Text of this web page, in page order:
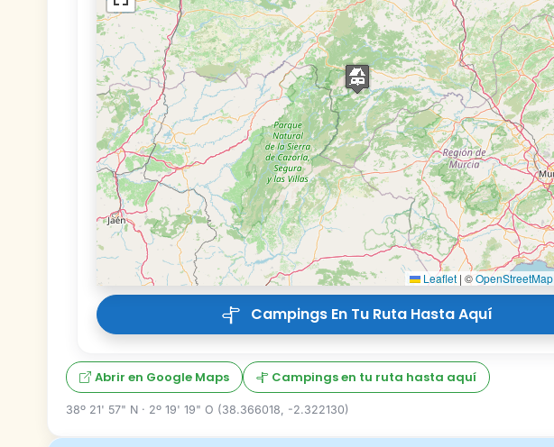
Leaflet | ©OpenStreetMap
Campings En Tu Ruta Hasta Aquí
Abrir en Google Maps Campings en tu ruta hasta aquí
38º 21' 57" N · 2º 19' 19" O (38.366018, -2.322130)